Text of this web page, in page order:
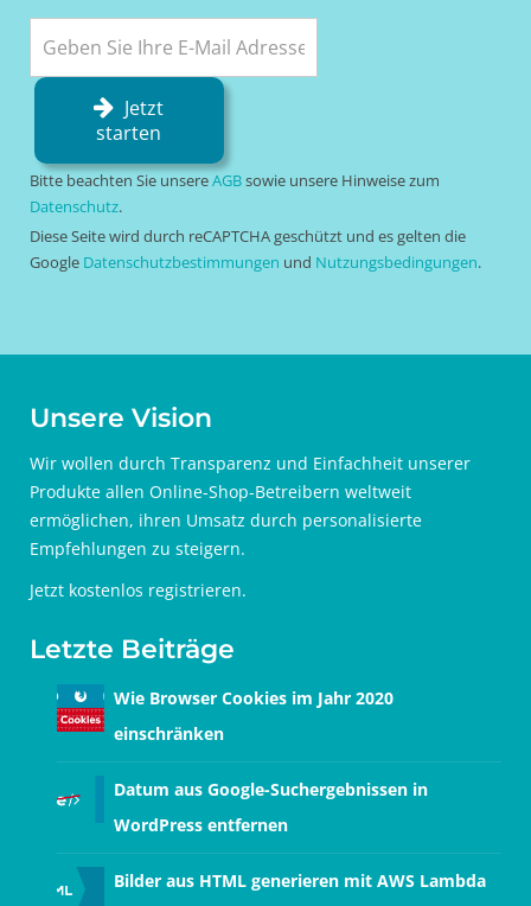
Jetzt
starten
Bitte beachten Sie unsereAGBsowie unsere Hinweise zum
Datenschutz.
Diese Seite wird durch reCAPTCHA geschützt und es gelten die
Google Datenschutzbestimmungen und Nutzungsbedingungen.
Unsere Vision
Wir wollen durch Transparenz und Einfachheit unserer
Produkte allen Online-Shop-Betreibern weltweit
ermöglichen, ihren Umsatz durch personalisierte
Empfehlungen zu steigern.
Jetzt kostenlos registrieren.
Letzte Beiträge
Wie Browser Cookies im Jahr 2020
einschränken
Datum aus Google-Suchergebnissen in
WordPress entfernen
Bilder aus HTML generieren mit AWS Lambda